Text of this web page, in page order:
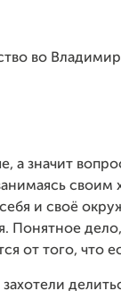
во
значит
своим
и своё
Понятное дело,
от того, что